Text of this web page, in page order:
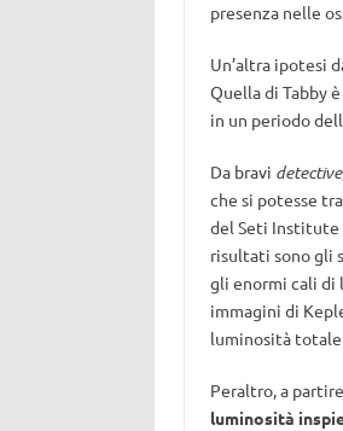
presenza nelle
Un’altra ipotesi
Quella di Tabby
in un periodo
Da bravi detective
che si potesse
del Seti Institute
risultati sono gli
gli enormi cali di
immagini di
luminosità
Peraltro, a
luminosità